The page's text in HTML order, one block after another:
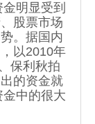
明显受到
股票市场
。据国内
以2010年
保利秋拍
的资金就
中的很大